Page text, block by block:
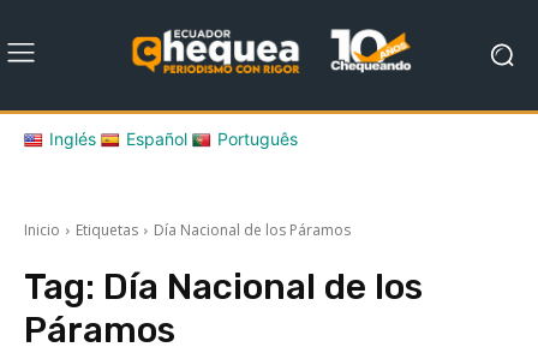
Inglés Español Português
Inicio Etiquetas Día Nacional de los Páramos
Tag: Día Nacional de los
Páramos